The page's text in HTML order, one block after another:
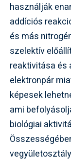
használják
addíciós
és más
szelektív
reaktivitása és
elektronpár
képesek
ami
biológiai